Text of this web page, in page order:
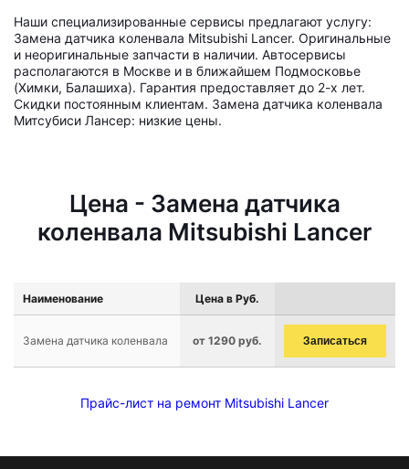
Наши специализированные сервисы предлагают услугу:
Замена датчика коленвала Mitsubishi Lancer. Оригинальные
и неоригинальные запчасти в наличии. Автосервисы
располагаются в Москве и в ближайшем Подмосковье
(Химки, Балашиха). Гарантия предоставляет до 2-х лет.
Скидки постоянным клиентам. Замена датчика коленвала
Митсубиси Лансер: низкие цены.
Цена - Замена датчика
коленвала Mitsubishi Lancer
Наименование Цена в Руб.
Замена датчика коленвала от 1290 руб. Записаться
Прайс-лист на ремонт Mitsubishi Lancer